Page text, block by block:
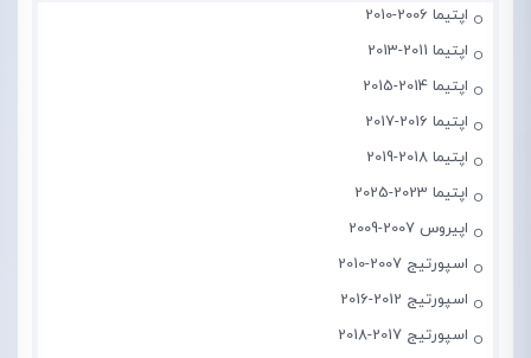
اپتیما 2006-2010
اپتیما 2011-2013
اپتیما 2014-2015
اپتیما 2016-2017
اپتیما 2018-2019
اپتیما 2023-2025
اپیروس 2007-2009
اسپورتیج 2007-2010
اسپورتیج 2012-2016
اسپورتیج 2017-2018